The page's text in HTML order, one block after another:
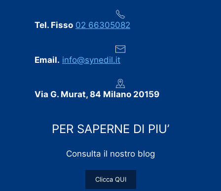
Tel. Fisso 02 66305082
Email. info@synedil.it
Via G. Murat, 84 Milano 20159
PER SAPERNE DI PIU’
Consulta il nostro blog
Clicca QUI